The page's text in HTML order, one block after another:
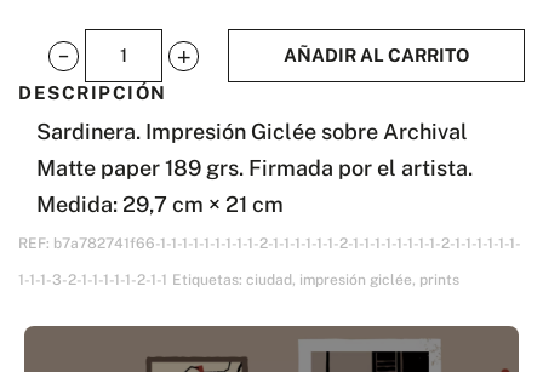
Sardinera
A4
cantidad
AÑADIR AL CARRITO
DESCRIPCIÓN
Sardinera. Impresión Giclée sobre Archival
Matte paper 189 grs. Firmada por el artista.
Medida: 29,7 cm × 21 cm
REF: b7a782741f66-1-1-1-1-1-1-1-1-1-2-1-1-1-1-1-1-2-1-1-1-1-1-1-1-1-2-1-1-1-1-1-1-
1-1-1-3-2-1-1-1-1-1-2-1-1 Etiquetas: ciudad, impresión giclée, prints